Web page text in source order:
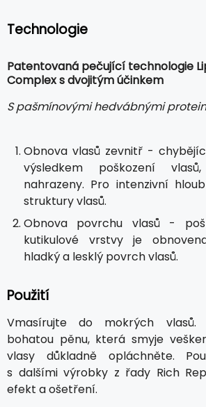
Technologie
Patentovaná pečující technologie
Complex s dvojitým účinkem
S pašmínovými hedvábnými
Obnova vlasů zevnitř -
výsledkem poškození
nahrazeny. Pro intenzivní
struktury vlasů.
Obnova povrchu vlasů -
kutikulové vrstvy je
hladký a lesklý povrch vlasů.
Použití
Vmasírujte do mokrých vlasů.
bohatou pěnu, která smyje
vlasy důkladně opláchněte.
s dalšími výrobky z řady Rich
efekt a ošetření.